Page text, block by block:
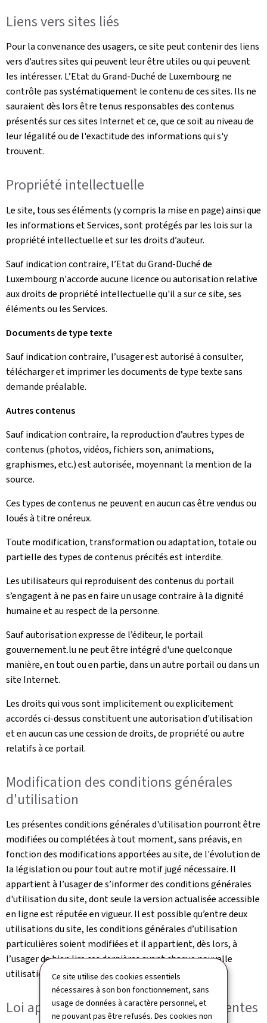
Ce site utilise des cookies essentiels
nécessaires à son bon fonctionnement, sans
usage de données à caractère personnel, et
ne pouvant pas être refusés. Des cookies non
Liens vers sites liés
Pour la convenance des usagers, ce site peut contenir des liens
vers d’autres sites qui peuvent leur être utiles ou qui peuvent
les intéresser. L’Etat du Grand-Duché de Luxembourg ne
contrôle pas systématiquement le contenu de ces sites. Ils ne
sauraient dès lors être tenus responsables des contenus
présentés sur ces sites Internet et ce, que ce soit au niveau de
leur légalité ou de l'exactitude des informations qui s'y
trouvent.
Propriété intellectuelle
Le site, tous ses éléments (y compris la mise en page) ainsi que
les informations et Services, sont protégés par les lois sur la
propriété intellectuelle et sur les droits d’auteur.
Sauf indication contraire, l’Etat du Grand-Duché de
Luxembourg n'accorde aucune licence ou autorisation relative
aux droits de propriété intellectuelle qu'il a sur ce site, ses
éléments ou les Services.
Documents de type texte
Sauf indication contraire, l’usager est autorisé à consulter,
télécharger et imprimer les documents de type texte sans
demande préalable.
Autres contenus
Sauf indication contraire, la reproduction d’autres types de
contenus (photos, vidéos, fichiers son, animations,
graphismes, etc.) est autorisée, moyennant la mention de la
source.
Ces types de contenus ne peuvent en aucun cas être vendus ou
loués à titre onéreux.
Toute modification, transformation ou adaptation, totale ou
partielle des types de contenus précités est interdite.
Les utilisateurs qui reproduisent des contenus du portail
s’engagent à ne pas en faire un usage contraire à la dignité
humaine et au respect de la personne.
Sauf autorisation expresse de l’éditeur, le portail
gouvernement.lu ne peut être intégré d'une quelconque
manière, en tout ou en partie, dans un autre portail ou dans un
site Internet.
Les droits qui vous sont implicitement ou explicitement
accordés ci-dessus constituent une autorisation d'utilisation
et en aucun cas une cession de droits, de propriété ou autre
relatifs à ce portail.
Modification des conditions générales
d'utilisation
Les présentes conditions générales d'utilisation pourront être
modifiées ou complétées à tout moment, sans préavis, en
fonction des modifications apportées au site, de l'évolution de
la législation ou pour tout autre motif jugé nécessaire. Il
appartient à l’usager de s’informer des conditions générales
d'utilisation du site, dont seule la version actualisée accessible
en ligne est réputée en vigueur. Il est possible qu’entre deux
utilisations du site, les conditions générales d’utilisation
particulières soient modifiées et il appartient, dès lors, à
l’usager de bien lire ces dernières avant chaque nouvelle
utilisation.
Loi applicable et juridictions compétentes